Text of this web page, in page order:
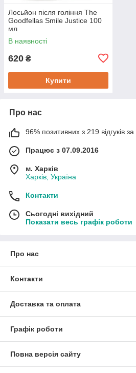
Лосьйон після гоління The
Goodfellas Smile Justice 100
мл
В наявності
620 ₴
Купити
Про нас
96% позитивних з 219 відгуків за
Працює з 07.09.2016
м. Харків
Харків, Україна
Контакти
Сьогодні вихідний
Показати весь графік роботи
Про нас
Контакти
Доставка та оплата
Графік роботи
Повна версія сайту